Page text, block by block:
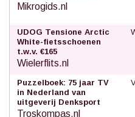
Mikrogids.nl
UDOG Tensione Arctic
White-fietsschoenen
t.w.v. €165
Wielerflits.nl
Puzzelboek: 75 jaar TV
in Nederland van
uitgeverij Denksport
Troskompas.nl